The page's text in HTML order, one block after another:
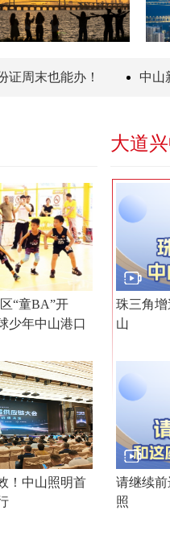
末也能办！ 中山新
大道
“童BA”开
少年中山港口
！中山照明首
珠三角
山
请继续
照